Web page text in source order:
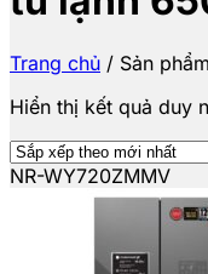
Trang chủ / Sản
Hiển thị kết quả duy
NR-WY720ZMMV